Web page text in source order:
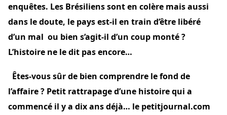
enquêtes. Les Brésiliens sont en colère mais aussi
dans le doute, le pays est-il en train d’être libéré
d’un mal ou bien s’agit-il d’un coup monté ?
L’histoire ne le dit pas encore…
Êtes-vous sûr de bien comprendre le fond de
l’affaire ? Petit rattrapage d’une histoire qui a
commencé il y a dix ans déjà… le petitjournal.com